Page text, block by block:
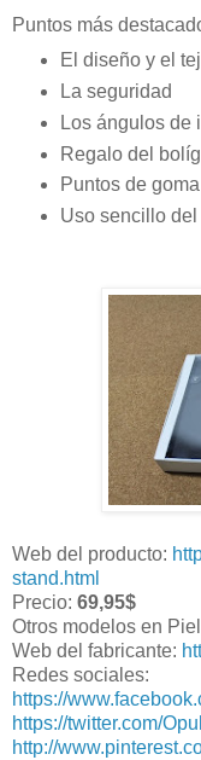
Puntos más
El diseño y el
La seguridad
Los ángulos de
Regalo del
Puntos de
Uso sencillo del
Web del producto:
stand.html
Precio: 69,95$
Otros modelos en
Web del fabricante:
Redes sociales:
https://
https://twitter.com/
http://